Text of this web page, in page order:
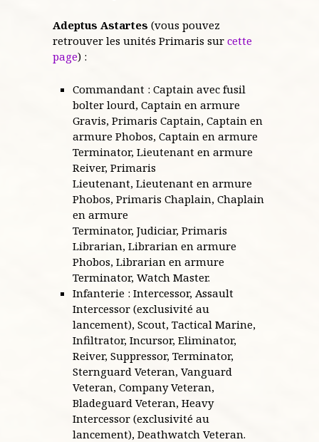
Adeptus Astartes (vous pouvez
retrouver les unités Primaris sur cette
page) :
Commandant : Captain avec fusil
bolter lourd, Captain en armure
Gravis, Primaris Captain, Captain en
armure Phobos, Captain en armure
Terminator, Lieutenant en armure
Reiver, Primaris
Lieutenant, Lieutenant en armure
Phobos, Primaris Chaplain, Chaplain
en armure
Terminator, Judiciar, Primaris
Librarian, Librarian en armure
Phobos, Librarian en armure
Terminator, Watch Master.
Infanterie : Intercessor, Assault
Intercessor (exclusivité au
lancement), Scout, Tactical Marine,
Infiltrator, Incursor, Eliminator,
Reiver, Suppressor, Terminator,
Sternguard Veteran, Vanguard
Veteran, Company Veteran,
Bladeguard Veteran, Heavy
Intercessor (exclusivité au
lancement), Deathwatch Veteran.